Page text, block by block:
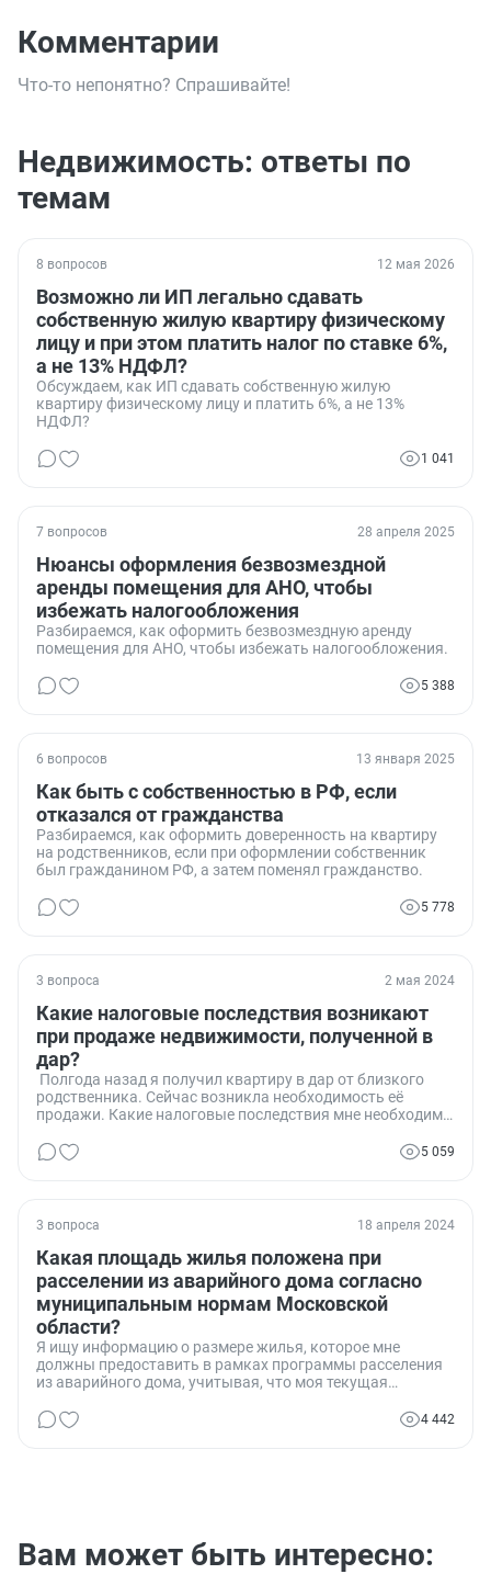
Комментарии
Что-то непонятно? Спрашивайте!
Недвижимость: ответы по
темам
8 вопросов 12 мая 2026
Возможно ли ИП легально сдавать
собственную жилую квартиру физическому
лицу и при этом платить налог по ставке 6%,
а не 13% НДФЛ?
Обсуждаем, как ИП сдавать собственную жилую
квартиру физическому лицу и платить 6%, а не 13%
НДФЛ?
1 041
7 вопросов 28 апреля 2025
Нюансы оформления безвозмездной
аренды помещения для АНО, чтобы
избежать налогообложения
Разбираемся, как оформить безвозмездную аренду
помещения для АНО, чтобы избежать налогообложения.
5 388
6 вопросов 13 января 2025
Как быть с собственностью в РФ, если
отказался от гражданства
Разбираемся, как оформить доверенность на квартиру
на родственников, если при оформлении собственник
был гражданином РФ, а затем поменял гражданство.
5 778
3 вопроса 2 мая 2024
Какие налоговые последствия возникают
при продаже недвижимости, полученной в
дар?
Полгода назад я получил квартиру в дар от близкого
родственника. Сейчас возникла необходимость её
продажи. Какие налоговые последствия мне необходимо
России?
5 059
3 вопроса 18 апреля 2024
Какая площадь жилья положена при
расселении из аварийного дома согласно
муниципальным нормам Московской
области?
Я ищу информацию о размере жилья, которое мне
должны предоставить в рамках программы расселения
из аварийного дома, учитывая, что моя текущая
4 442
Вам может быть интересно: